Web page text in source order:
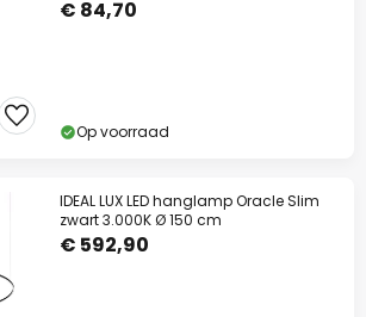
€ 84,70
Op voorraad
IDEAL LUX LED hanglamp Oracle Slim
zwart 3.000K Ø 150 cm
€ 592,90